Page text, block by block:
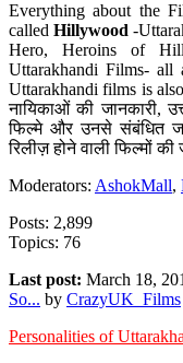
Everything about the
calledHillywood-
Hero, Heroins of
Uttarakhandi Films- all
Uttarakhandi films is
नायिकाओं की जानकारी,
फिल्मे और उनसे संबंधित
रिलीज़ होने वाली फिल्मों
Moderators: AshokMall,
Posts: 2,899
Topics: 76
Last post: March 18,
So... by CrazyUK_Films
Personalities of